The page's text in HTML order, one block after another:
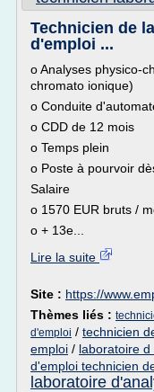
Technicien de
d'emploi ...
o Analyses physico-
chromato ionique)
o Conduite
o CDD de 12 mois
o Temps plein
o Poste à pourvoir
Salaire
o 1570 EUR bruts /
o + 13e...
Lire la suite
Site : https://
Thèmes liés :
d'emploi / technicien
emploi / laboratoire
d'emploi technicien
laboratoire